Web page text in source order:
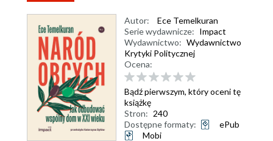
Autor:
Ece Temelkuran
Serie wydawnicze: Impact
Wydawnictwo: Wydawnictwo
Krytyki Politycznej
Ocena:
Bądź pierwszym, który oceni tę
książkę
Stron: 240
Dostępne formaty:
ePub
Mobi